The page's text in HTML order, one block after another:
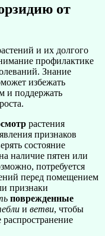
от
и их долгого
профилактике
Знание
избежать
и поддержать
растения
признаков
состояние
наличие пятен или
потребуется
перед помещением
признаки
поврежденные
и ветви, чтобы